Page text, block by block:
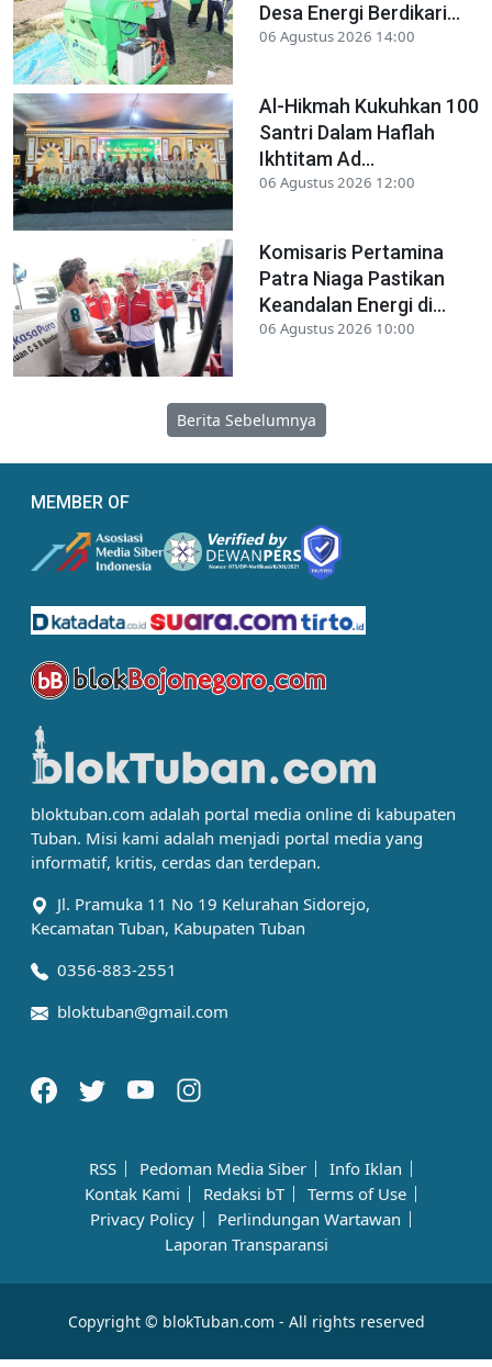
Desa Energi Berdikari...
06 Agustus 2026 14:00
Al-Hikmah Kukuhkan 100
Santri Dalam Haflah
Ikhtitam Ad...
06 Agustus 2026 12:00
Komisaris Pertamina
Patra Niaga Pastikan
Keandalan Energi di...
06 Agustus 2026 10:00
Berita Sebelumnya
MEMBER OF
bloktuban.com adalah portal media online di kabupaten
Tuban. Misi kami adalah menjadi portal media yang
informatif, kritis, cerdas dan terdepan.
Jl. Pramuka 11 No 19 Kelurahan Sidorejo,
Kecamatan Tuban, Kabupaten Tuban
0356-883-2551
bloktuban@gmail.com
RSS Pedoman Media Siber
Info Iklan
Kontak Kami
Redaksi bT
Terms of Use
Privacy Policy
Perlindungan Wartawan
Laporan Transparansi
Copyright © blokTuban.com - All rights reserved